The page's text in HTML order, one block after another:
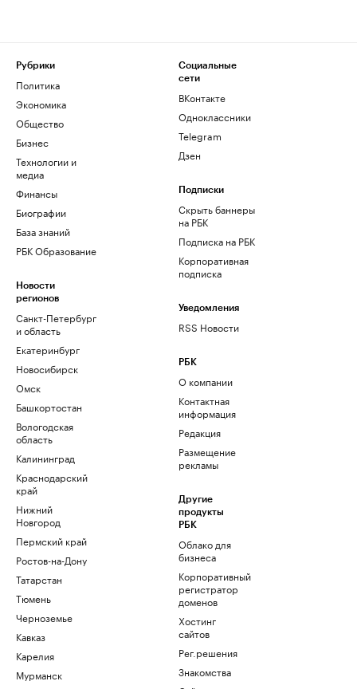
Рубрики
Политика
Экономика
Общество
Бизнес
Технологии и
медиа
Финансы
Биографии
База знаний
РБК Образование
Новости
регионов
Санкт-Петербург
и область
Екатеринбург
Новосибирск
Омск
Башкортостан
Вологодская
область
Калининград
Краснодарский
край
Нижний
Новгород
Пермский край
Ростов-на-Дону
Татарстан
Тюмень
Черноземье
Кавказ
Карелия
Мурманск
Социальные
сети
ВКонтакте
Одноклассники
Telegram
Дзен
Подписки
Скрыть баннеры
на РБК
Подписка на РБК
Корпоративная
подписка
Уведомления
RSS Новости
РБК
О компании
Контактная
информация
Редакция
Размещение
рекламы
Другие
продукты
РБК
Облако для
бизнеса
Корпоративный
регистратор
доменов
Хостинг
сайтов
Рег.решения
Знакомства